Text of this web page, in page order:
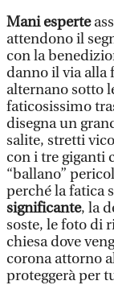
Mani esperte
attendono il
con la
danno il via alla
alternano sotto
faticosissimo
disegna un
salite, stretti
con i tre giganti
“ballano”
perché la fatica
significante, la
soste, le foto di
chiesa dove
corona attorno
proteggerà per